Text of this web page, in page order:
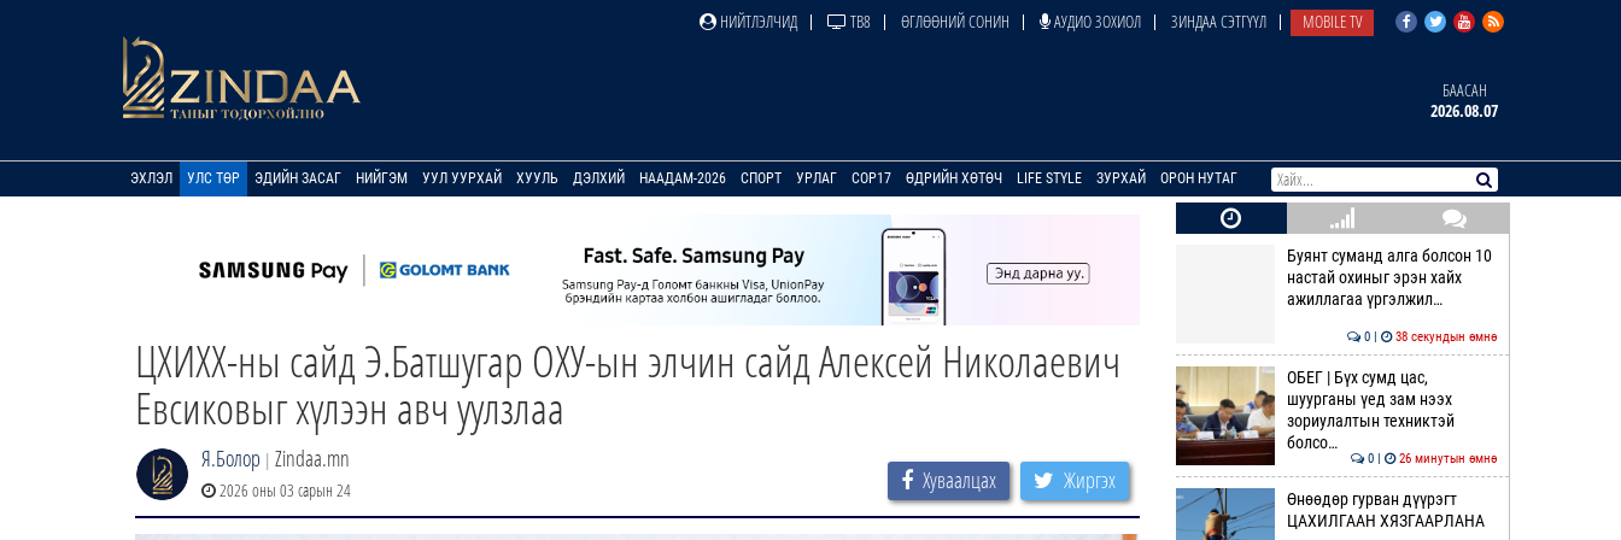
НИЙТЛЭЛЧИД ТВ8 ӨГЛӨӨНИЙ СОНИН АУДИО ЗОХИОЛ ЗИНДАА СЭТГҮҮЛ MOBILE TV
БААСАН
2026.08.07
ЭХЛЭЛ УЛС ТӨР ЭДИЙН ЗАСАГ НИЙГЭМ УУЛ УУРХАЙ ХУУЛЬ ДЭЛХИЙ НААДАМ-2026 СПОРТ УРЛАГ COP17 ӨДРИЙН ХӨТӨЧ LIFE STYLE ЗУРХАЙ ОРОН НУТАГ
ЦХИХХ-ны сайд Э.Батшугар ОХУ-ын элчин сайд Алексей Николаевич
Евсиковыг хүлээн авч уулзлаа
Я.Болор | Zindaa.mn
2026 оны 03 сарын 24 Хуваалцах Жиргэх
Буянт суманд алга болсон 10
настай охиныг эрэн хайх
ажиллагаа үргэлжил…
0 | 38 секундын өмнө
ОБЕГ | Бүх сумд цас,
шуурганы үед зам нээх
зориулалтын техниктэй
болсо…
0 | 26 минутын өмнө
Өнөөдөр гурван дүүрэгт
ЦАХИЛГААН ХЯЗГААРЛАНА